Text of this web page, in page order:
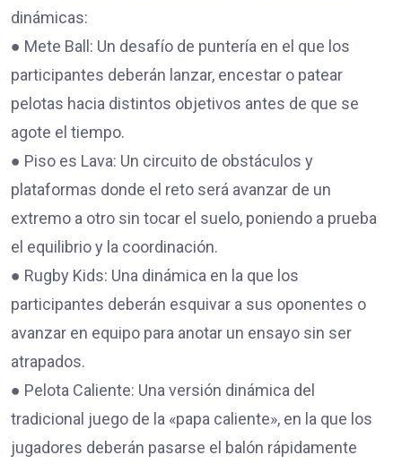
dinámicas:
● Mete Ball: Un desafío de puntería en el que los
participantes deberán lanzar, encestar o patear
pelotas hacia distintos objetivos antes de que se
agote el tiempo.
● Piso es Lava: Un circuito de obstáculos y
plataformas donde el reto será avanzar de un
extremo a otro sin tocar el suelo, poniendo a prueba
el equilibrio y la coordinación.
● Rugby Kids: Una dinámica en la que los
participantes deberán esquivar a sus oponentes o
avanzar en equipo para anotar un ensayo sin ser
atrapados.
● Pelota Caliente: Una versión dinámica del
tradicional juego de la «papa caliente», en la que los
jugadores deberán pasarse el balón rápidamente